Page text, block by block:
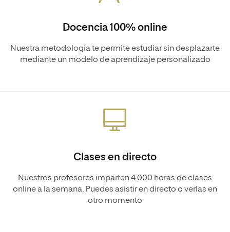
Docencia 100% online
Nuestra metodología te permite estudiar sin desplazarte
mediante un modelo de aprendizaje personalizado
Clases en directo
Nuestros profesores imparten 4.000 horas de clases
online a la semana. Puedes asistir en directo o verlas en
otro momento